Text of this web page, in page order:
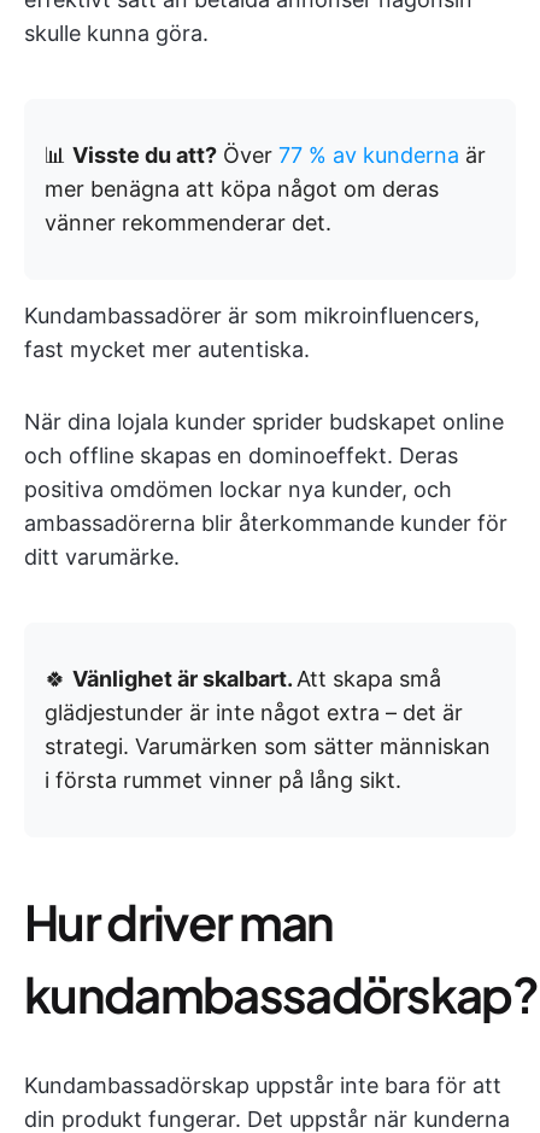
skulle kunna göra.
📊 Visste du att? Över 77 % av kunderna är
mer benägna att köpa något om deras
vänner rekommenderar det.
Kundambassadörer är som mikroinfluencers,
fast mycket mer autentiska.
När dina lojala kunder sprider budskapet online
och offline skapas en dominoeffekt. Deras
positiva omdömen lockar nya kunder, och
ambassadörerna blir återkommande kunder för
ditt varumärke.
🍀 Vänlighet är skalbart. Att skapa små
glädjestunder är inte något extra – det är
strategi. Varumärken som sätter människan
i första rummet vinner på lång sikt.
Hur driver man
kundambassadörskap?
Kundambassadörskap uppstår inte bara för att
din produkt fungerar. Det uppstår när kunderna